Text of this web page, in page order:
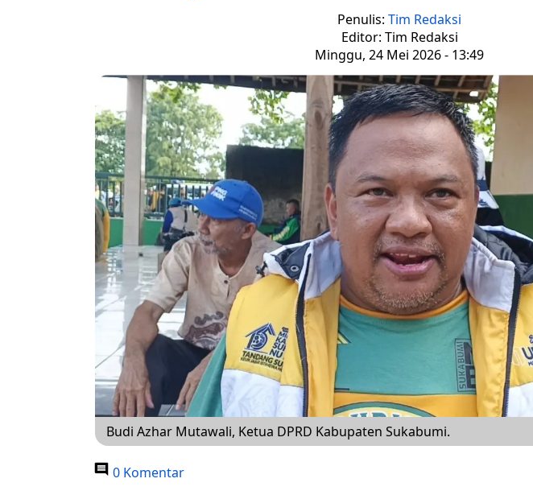
Penulis: Tim Redaksi
Editor: Tim Redaksi
Minggu, 24 Mei 2026 - 13:49
Budi Azhar Mutawali, Ketua DPRD Kabupaten Sukabumi.
0 Komentar